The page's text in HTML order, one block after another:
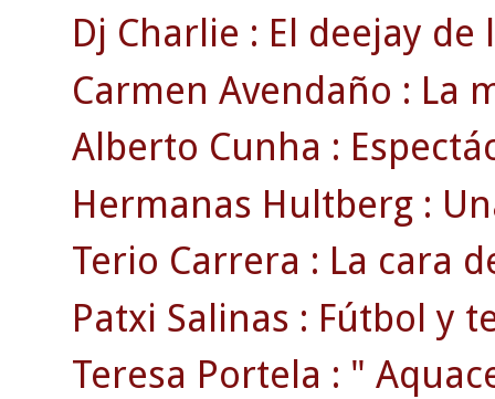
Dj Charlie : El deejay de
Carmen Avendaño : La
Alberto Cunha :
Hermanas Hultberg :
Terio Carrera : La cara
Patxi Salinas : Fútbol y
Teresa Portela : "